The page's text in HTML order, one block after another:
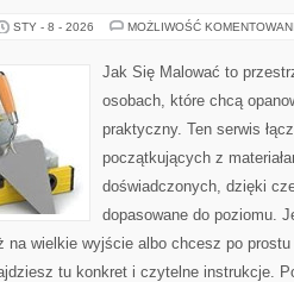
STY - 8 - 2026 MOŻLIWOŚĆ
Jak Się Malować to
osobach, które chcą
praktyczny. Ten serwis
początkujących z
doświadczonych, dzięki
dopasowane do poziomu.
na wielkie wyjście albo chcesz po prostu
tu konkret i czytelne instrukcje.